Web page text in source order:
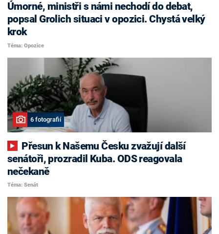
Úmorné, ministři s námi nechodí do debat,
popsal Grolich situaci v opozici. Chystá velký
krok
Téma: Opozice
6 fotografií
senátoři, prozradil Kuba. ODS reagovala
nečekaně
Téma: Senát